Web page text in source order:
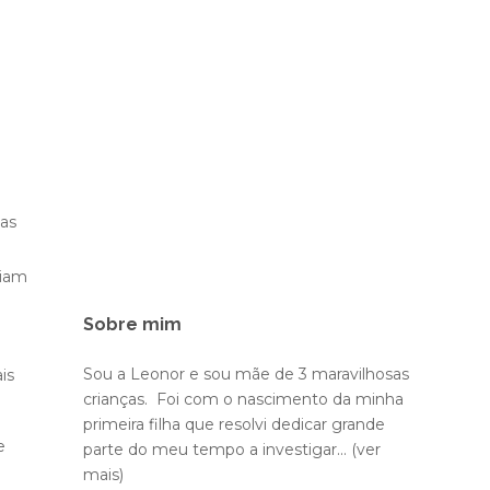
Sobre mim
Sou a Leonor e sou mãe de 3 maravilhosas
crianças. Foi com o nascimento da minha
primeira filha que resolvi dedicar grande
parte do meu tempo a investigar... (ver
mais)